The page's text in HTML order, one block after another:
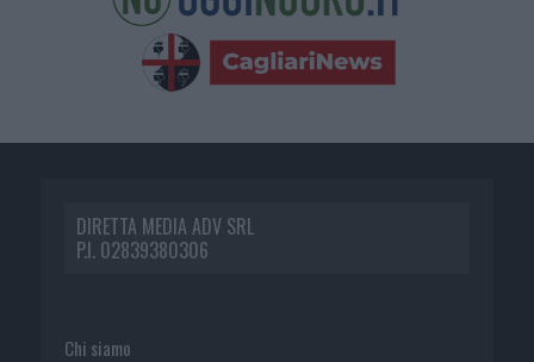
DIRETTA MEDIA ADV SRL
P.I. 02839380306
Chi siamo